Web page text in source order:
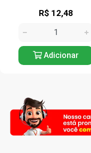
R$ 24,13
Adicionar